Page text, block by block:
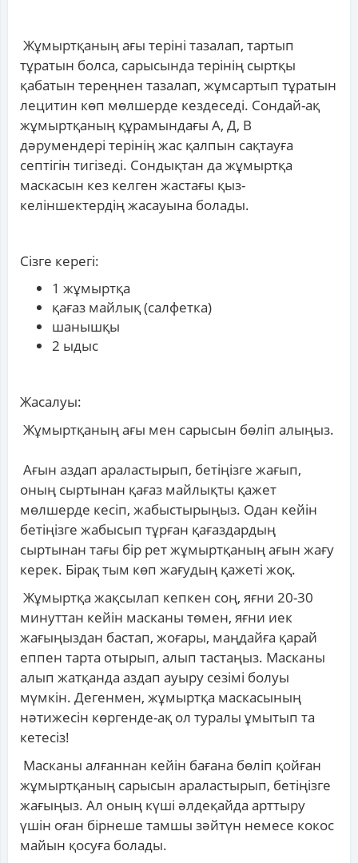
Жұмыртқаның ағы теріні тазалап, тартып
тұратын болса, сарысында терінің сыртқы
қабатын тереңнен тазалап, жұмсартып тұратын
лецитин көп мөлшерде кездеседі. Сондай-ақ
жұмыртқаның құрамындағы А, Д, В
дәрумендері терінің жас қалпын сақтауға
септігін тигізеді. Сондықтан да жұмыртқа
маскасын кез келген жастағы қыз-
келіншектердің жасауына болады.
Сізге керегі:
1 жұмыртқа
қағаз майлық (салфетка)
шанышқы
2 ыдыс
Жасалуы:
Жұмыртқаның ағы мен сарысын бөліп алыңыз.
Ағын аздап араластырып, бетіңізге жағып,
оның сыртынан қағаз майлықты қажет
мөлшерде кесіп, жабыстырыңыз. Одан кейін
бетіңізге жабысып тұрған қағаздардың
сыртынан тағы бір рет жұмыртқаның ағын жағу
керек. Бірақ тым көп жағудың қажеті жоқ.
Жұмыртқа жақсылап кепкен соң, яғни 20-30
минуттан кейін масканы төмен, яғни иек
жағыңыздан бастап, жоғары, маңдайға қарай
еппен тарта отырып, алып тастаңыз. Масканы
алып жатқанда аздап ауыру сезімі болуы
мүмкін. Дегенмен, жұмыртқа маскасының
нәтижесін көргенде-ақ ол туралы ұмытып та
кетесіз!
Масканы алғаннан кейін бағана бөліп қойған
жұмыртқаның сарысын араластырып, бетіңізге
жағыңыз. Ал оның күші әлдеқайда арттыру
үшін оған бірнеше тамшы зәйтүн немесе кокос
майын қосуға болады.